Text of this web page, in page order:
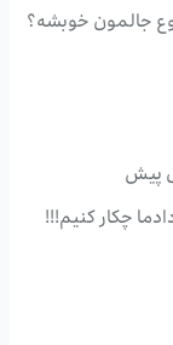
جالمون خوبشه؟
چکار کنیم!!!